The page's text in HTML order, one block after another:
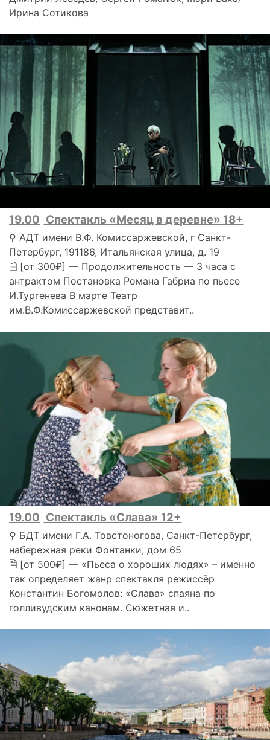
Ирина Сотикова
19.00 Спектакль «Месяц в деревне» 18+
⚲ АДТ имени В.Ф. Комиссаржевской, г Санкт-
Петербург, 191186, Итальянская улица, д. 19
🗎 [от 300₽] — Продолжительность — 3 часа с
антрактом Постановка Романа Габриа по пьесе
И.Тургенева В марте Театр
им.В.Ф.Комиссаржевской представит..
19.00 Спектакль «Слава» 12+
⚲ БДТ имени Г.А. Товстоногова, Санкт-Петербург,
набережная реки Фонтанки, дом 65
🗎 [от 500₽] — «Пьеса о хороших людях» – именно
так определяет жанр спектакля режиссёр
Константин Богомолов: «Слава» спаяна по
голливудским канонам. Сюжетная и..